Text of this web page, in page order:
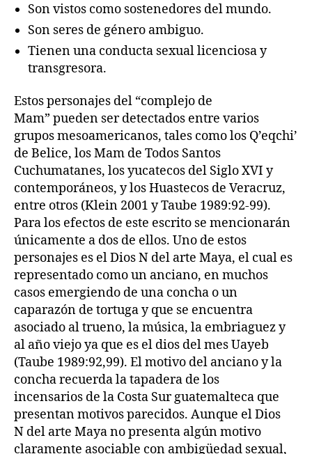
Son vistos como sostenedores del mundo.
Son seres de género ambiguo.
Tienen una conducta sexual licenciosa y
transgresora.
Estos personajes del “complejo de
Mam” pueden ser detectados entre varios
grupos mesoamericanos, tales como los Q’eqchi’
de Belice, los Mam de Todos Santos
Cuchumatanes, los yucatecos del Siglo XVI y
contemporáneos, y los Huastecos de Veracruz,
entre otros (Klein 2001 y Taube 1989:92-99).
Para los efectos de este escrito se mencionarán
únicamente a dos de ellos. Uno de estos
personajes es el Dios N del arte Maya, el cual es
representado como un anciano, en muchos
casos emergiendo de una concha o un
caparazón de tortuga y que se encuentra
asociado al trueno, la música, la embriaguez y
al año viejo ya que es el dios del mes Uayeb
(Taube 1989:92,99). El motivo del anciano y la
concha recuerda la tapadera de los
incensarios de la Costa Sur guatemalteca que
presentan motivos parecidos. Aunque el Dios
N del arte Maya no presenta algún motivo
claramente asociable con ambigüedad sexual,